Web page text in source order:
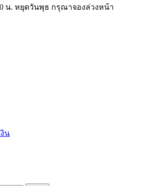
น. หยุดวันพุธ กรุณาจองล่วงหน้า
น